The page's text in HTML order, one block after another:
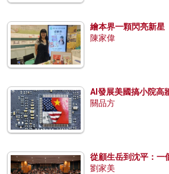
繪本界一顆閃亮新星
陳家偉
AI發展美國搞小院高
關品方
從顧生岳到沈平：一
劉家美